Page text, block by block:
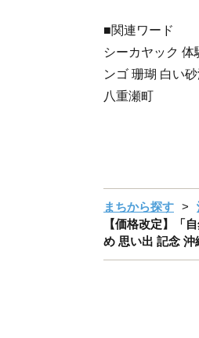
■関連ワード
シーカヤック
ンゴ 珊瑚 白い
八重瀬町
まちから探す
【価格改定】「
め 思い出 記念 沖